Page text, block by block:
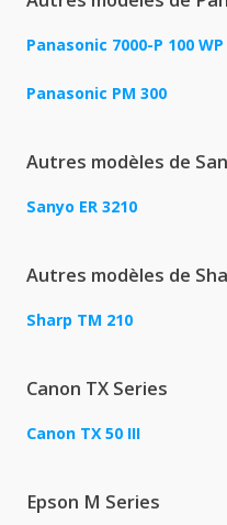
Panasonic 7000-P 100 WP
Panasonic PM 300
Autres modèles de
Sanyo ER 3210
Autres modèles de
Sharp TM 210
Canon TX Series
Canon TX 50 III
Epson M Series